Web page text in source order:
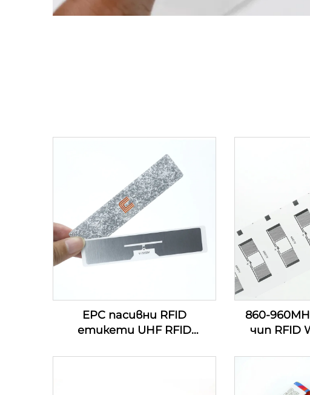
EPC пасивни RFID
етикети UHF RFID
управление на инвентара
860-
чип RFID